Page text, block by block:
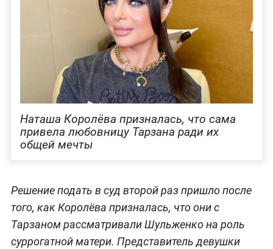
Наташа Королёва призналась, что сама
привела любовницу Тарзана ради их
общей мечты
Решение подать в суд второй раз пришло после
того, как Королёва призналась, что они с
Тарзаном рассматривали Шульженко на роль
суррогатной матери. Представитель девушки